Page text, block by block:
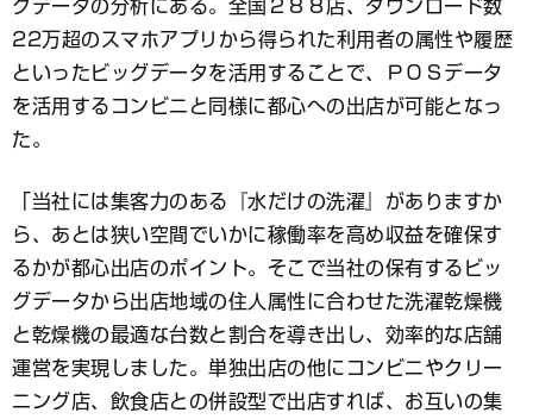
グデータの分析にある。全国２８８店、ダウンロード数
22万超のスマホアプリから得られた利用者の属性や履歴
といったビッグデータを活用することで、ＰＯＳデータ
を活用するコンビニと同様に都心への出店が可能となっ
た。
「当社には集客力のある『水だけの洗濯』がありますか
ら、あとは狭い空間でいかに稼働率を高め収益を確保す
るかが都心出店のポイント。そこで当社の保有するビッ
グデータから出店地域の住人属性に合わせた洗濯乾燥機
と乾燥機の最適な台数と割合を導き出し、効率的な店舗
運営を実現しました。単独出店の他にコンビニやクリー
ニング店、飲食店との併設型で出店すれば、お互いの集